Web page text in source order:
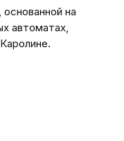
, основанной на
автоматах,